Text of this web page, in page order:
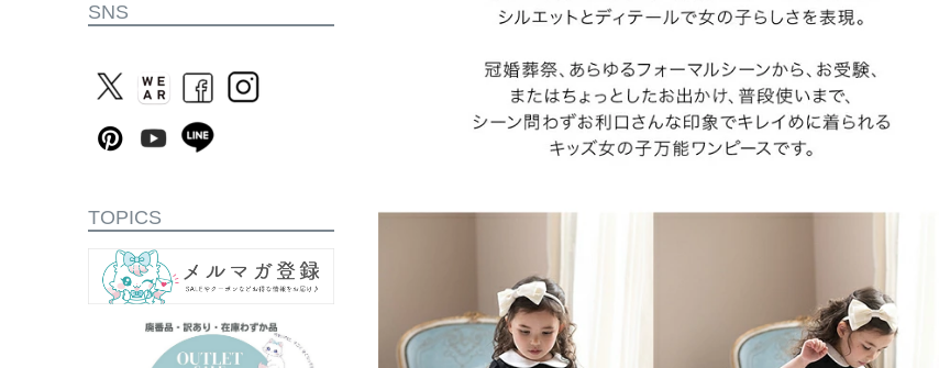
SNS
TOPICS